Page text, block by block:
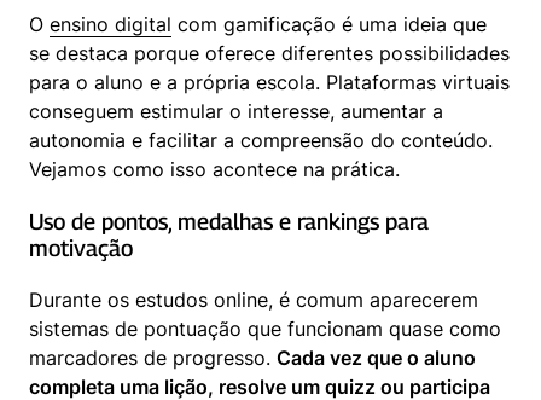
O ensino digital com gamificação é uma ideia que
se destaca porque oferece diferentes possibilidades
para o aluno e a própria escola. Plataformas virtuais
conseguem estimular o interesse, aumentar a
autonomia e facilitar a compreensão do conteúdo.
Vejamos como isso acontece na prática.
Uso de pontos, medalhas e rankings para
motivação
Durante os estudos online, é comum aparecerem
sistemas de pontuação que funcionam quase como
marcadores de progresso. Cada vez que o aluno
completa uma lição, resolve um quizz ou participa